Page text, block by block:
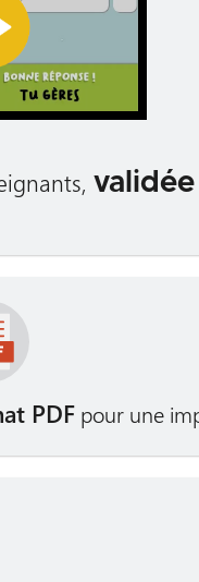
validée
PDF pour une